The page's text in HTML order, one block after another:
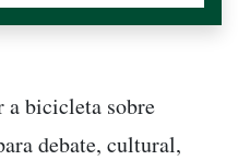
a bicicleta sobre
debate, cultural,